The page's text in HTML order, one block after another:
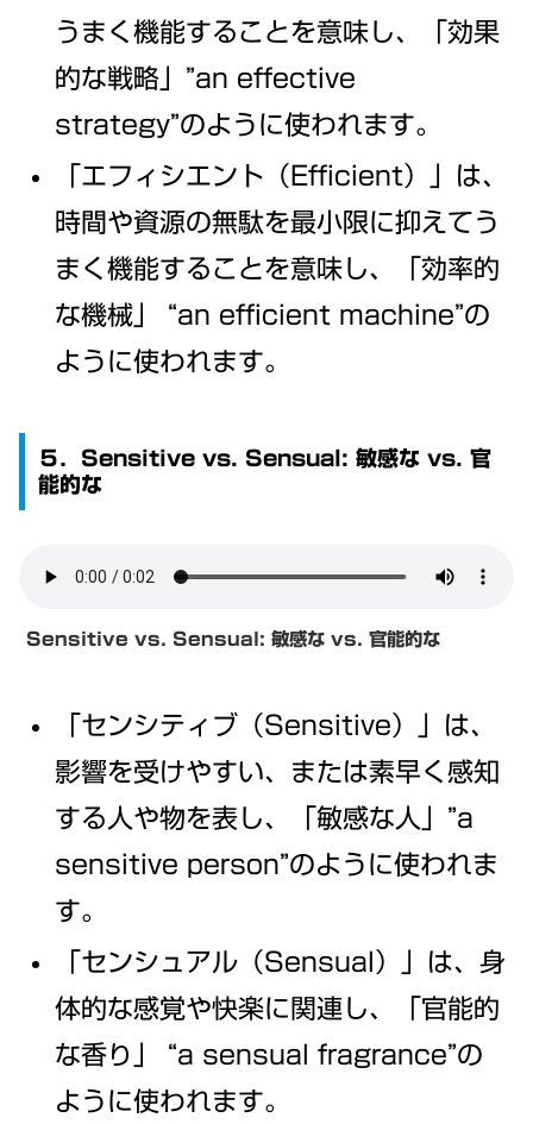
うまく機能することを意味し、「効果
的な戦略」”an effective
strategy”のように使われます。
「エフィシエント（Efficient）」は、
時間や資源の無駄を最小限に抑えてう
まく機能することを意味し、「効率的
な機械」 “an efficient machine”の
ように使われます。
５．Sensitive vs. Sensual: 敏感な vs. 官
能的な
Sensitive vs. Sensual: 敏感な vs. 官能的な
「センシティブ（Sensitive）」は、
影響を受けやすい、または素早く感知
する人や物を表し、「敏感な人」”a
sensitive person”のように使われま
す。
「センシュアル（Sensual）」は、身
体的な感覚や快楽に関連し、「官能的
な香り」 “a sensual fragrance”の
ように使われます。